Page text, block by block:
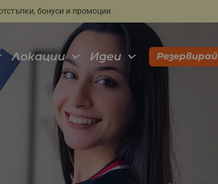
бонуси и промоции
Локации Идеи Резервирай